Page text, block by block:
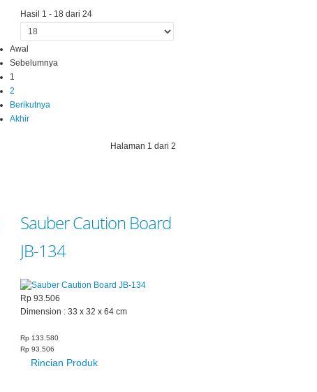
Hasil 1 - 18 dari 24
Awal
Sebelumnya
1
2
Berikutnya
Akhir
Halaman 1 dari 2
Sauber Caution Board
JB-134
Rp 93.506
Dimension : 33 x 32 x 64 cm
Rp 133.580
Rp 93.506
Rincian Produk